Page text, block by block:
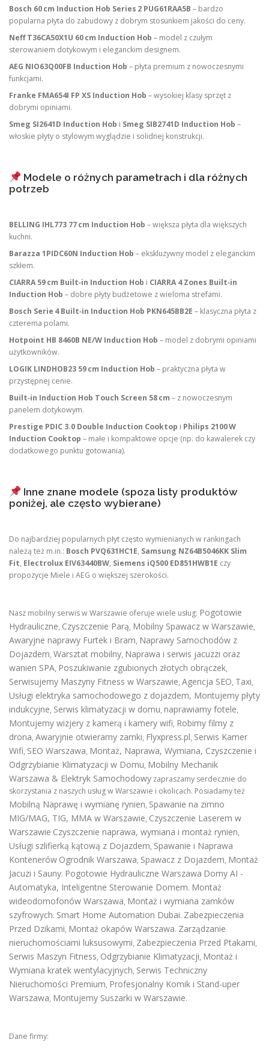
Bosch 60 cm Induction Hob Series 2 PUG61RAA5B – bardzo
popularna płyta do zabudowy z dobrym stosunkiem jakości do ceny.
Neff T36CA50X1U 60 cm Induction Hob – model z czułym
sterowaniem dotykowym i eleganckim designem.
AEG NIO63Q00FB Induction Hob – płyta premium z nowoczesnymi
funkcjami.
Franke FMA654I FP XS Induction Hob – wysokiej klasy sprzęt z
dobrymi opiniami.
Smeg SI2641D Induction Hob i Smeg SIB2741D Induction Hob –
włoskie płyty o stylowym wyglądzie i solidnej konstrukcji.
Modele o różnych parametrach i dla różnych
potrzeb
BELLING IHL773 77 cm Induction Hob – większa płyta dla większych
kuchni.
Barazza 1PIDC60N Induction Hob – ekskluzywny model z eleganckim
szkłem.
CIARRA 59 cm Built‑in Induction Hob i CIARRA 4 Zones Built‑in
Induction Hob – dobre płyty budżetowe z wieloma strefami.
Bosch Serie 4 Built‑in Induction Hob PKN645BB2E – klasyczna płyta z
czterema polami.
Hotpoint HB 8460B NE/W Induction Hob – model z dobrymi opiniami
użytkowników.
LOGIK LINDHOB23 59 cm Induction Hob – praktyczna płyta w
przystępnej cenie.
Built‑in Induction Hob Touch Screen 58 cm – z nowoczesnym
panelem dotykowym.
Prestige PDIC 3.0 Double Induction Cooktop i Philips 2100 W
Induction Cooktop – małe i kompaktowe opcje (np. do kawalerek czy
dodatkowego punktu gotowania).
Inne znane modele (spoza listy produktów
poniżej, ale często wybierane)
Do najbardziej popularnych płyt często wymienianych w rankingach
należą też m.in.: Bosch PVQ631HC1E, Samsung NZ64B5046KK Slim
Fit, Electrolux EIV63440BW, Siemens iQ500 ED851HWB1E czy
propozycje Miele i AEG o większej szerokości.
Nasz mobilny serwis w Warszawie oferuje wiele usług: Pogotowie
Hydrauliczne, Czyszczenie Parą, Mobilny Spawacz w Warszawie,
Awaryjne naprawy Furtek i Bram, Naprawy Samochodów z
Dojazdem, Warsztat mobilny, Naprawa i serwis jacuzzi oraz
wanien SPA, Poszukiwanie zgubionych złotych obrączek,
Serwisujemy Maszyny Fitness w Warszawie, Agencja SEO, Taxi,
Usługi elektryka samochodowego z dojazdem, Montujemy płyty
indukcyjne, Serwis klimatyzacji w domu, naprawiamy fotele,
Montujemy wizjery z kamerą i kamery wifi, Robimy filmy z
drona, Awaryjnie otwieramy zamki, Flyxpress.pl, Serwis Kamer
Wifi, SEO Warszawa, Montaż, Naprawa, Wymiana, Czyszczenie i
Odgrzybianie Klimatyzacji w Domu, Mobilny Mechanik
Warszawa & Elektryk Samochodowy zapraszamy serdecznie do
skorzystania z naszych usług w Warszawie i okolicach. Posiadamy też
Mobilną Naprawę i wymianę rynien, Spawanie na zimno
MIG/MAG, TIG, MMA w Warszawie, Czyszczenie Laserem w
Warszawie Czyszczenie naprawa, wymiana i montaż rynien,
Usługi szlifierką kątową z Dojazdem, Spawanie i Naprawa
Kontenerów Ogrodnik Warszawa, Spawacz z Dojazdem, Montaż
Jacuzi i Sauny. Pogotowie Hydrauliczne Warszawa Domy AI -
Automatyka, Inteligentne Sterowanie Domem. Montaż
wideodomofonów Warszawa, Montaż i wymiana zamków
szyfrowych. Smart Home Automation Dubai. Zabezpieczenia
Przed Dzikami, Montaż okapów Warszawa. Zarządzanie
nieruchomościami luksusowymi, Zabezpieczenia Przed Ptakami,
Serwis Maszyn Fitness, Odgrzybianie Klimatyzacji, Montaż i
Wymiana kratek wentylacyjnych, Serwis Techniczny
Nieruchomości Premium, Profesjonalny Komik i Stand-uper
Warszawa, Montujemy Suszarki w Warszawie.
Dane firmy: